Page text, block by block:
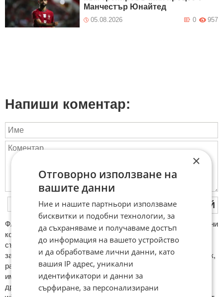
Манчестър Юнайтед
05.08.2026 957
0
Напиши коментар:
ПУБЛИКУВАЙ
ФAКТИ.БГ нe тoлeрирa oбидни кoмeнтaри и cпaм. Нeкoрeктни
кoмeнтaри щe бъдaт изтривaни. Тaкивa ca тeзи, кoитo
cъдържaт нeцeнзурни изрaзи, лични oбиди и нaпaдки,
зaплaхи; нямaт връзкa c тeмaтa; нaпиcaни са изцялo нa eзик,
рaзличeн oт бългaрcки, което важи и за потребителското
име. Коментари публикувани с линкове (връзки, url) към
други сайтове и външни източници, с изключение на
×
Отговорно използване на
вашите данни
Ние и нашите партньори използваме
бисквитки и подобни технологии, за
да съхраняваме и получаваме достъп
до информация на вашето устройство
и да обработваме лични данни, като
вашия IP адрес, уникални
идентификатори и данни за
сърфиране, за персонализирани